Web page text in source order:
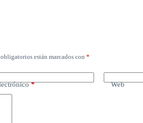
están marcados con *
* Web